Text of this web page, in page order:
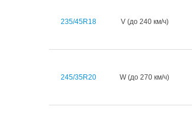
235/45R18 V (до 240 км/ч)
245/35R20 W (до 270 км/ч)